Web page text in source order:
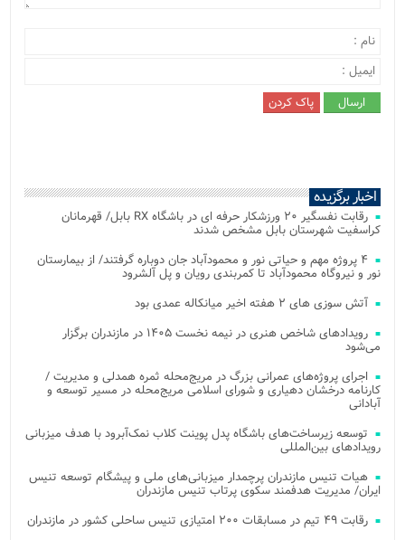
اخبار برگزیده
رقابت نفسگیر ۲۰ ورزشکار حرفه ای در باشگاه RX بابل/ قهرمانان
کراسفیت شهرستان بابل مشخص شدند
۴ پروژه مهم و حیاتی نور و محمودآباد جان دوباره گرفتند/ از بیمارستان
نور و نیروگاه محمودآباد تا کمربندی رویان و پل آلشرود
آتش‌ سوزی‌ های ۲ هفته اخیر میانکاله عمدی بود
رویدادهای شاخص هنری در نیمه نخست ۱۴۰۵ در مازندران برگزار
می‌شود
اجرای پروژه‌های عمرانی بزرگ در مریج‌محله ثمره همدلی و مدیریت /
کارنامه درخشان دهیاری و شورای اسلامی مریج‌محله در مسیر توسعه و
آبادانی
توسعه زیرساخت‌های باشگاه پدل پوینت کلاب نمک‌آبرود با هدف میزبانی
رویدادهای بین‌المللی
هیات تنیس مازندران پرچمدار میزبانی‌های ملی و پیشگام توسعه تنیس
ایران/ مدیریت هدفمند سکوی پرتاب تنیس مازندران
رقابت ۴۹ تیم در مسابقات ۲۰۰ امتیازی تنیس ساحلی کشور در مازندران